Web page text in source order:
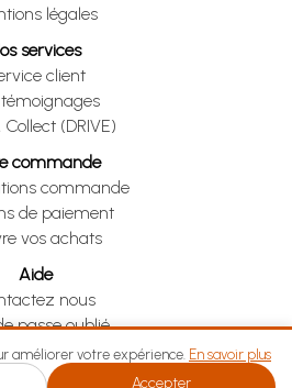
légales
services
client
(DRIVE)
commande
commande
de paiement
vos achats
Aide
nous
passe oublié
me rétracte
améliorer votre expérience. En savoir plus
Accepter